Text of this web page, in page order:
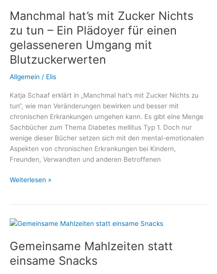
Manchmal hat’s mit Zucker Nichts
zu tun – Ein Plädoyer für einen
gelasseneren Umgang mit
Blutzuckerwerten
Allgemein / Elis
Katja Schaaf erklärt in „Manchmal hat’s mit Zucker Nichts zu
tun“, wie man Veränderungen bewirken und besser mit
chronischen Erkrankungen umgehen kann. Es gibt eine Menge
Sachbücher zum Thema Diabetes mellitus Typ 1. Doch nur
wenige dieser Bücher setzen sich mit den mental-emotionalen
Aspekten von chronischen Erkrankungen bei Kindern,
Freunden, Verwandten und anderen Betroffenen
Manchmal
Nichts
tun
Ein
Weiterlesen »
Gemeinsame Mahlzeiten statt
einsame Snacks